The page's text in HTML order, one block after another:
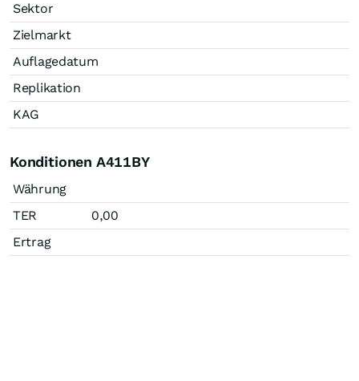
Sektor
Zielmarkt
Auflagedatum
Replikation
KAG
Konditionen A411BY
Währung
TER
0,00
Ertrag